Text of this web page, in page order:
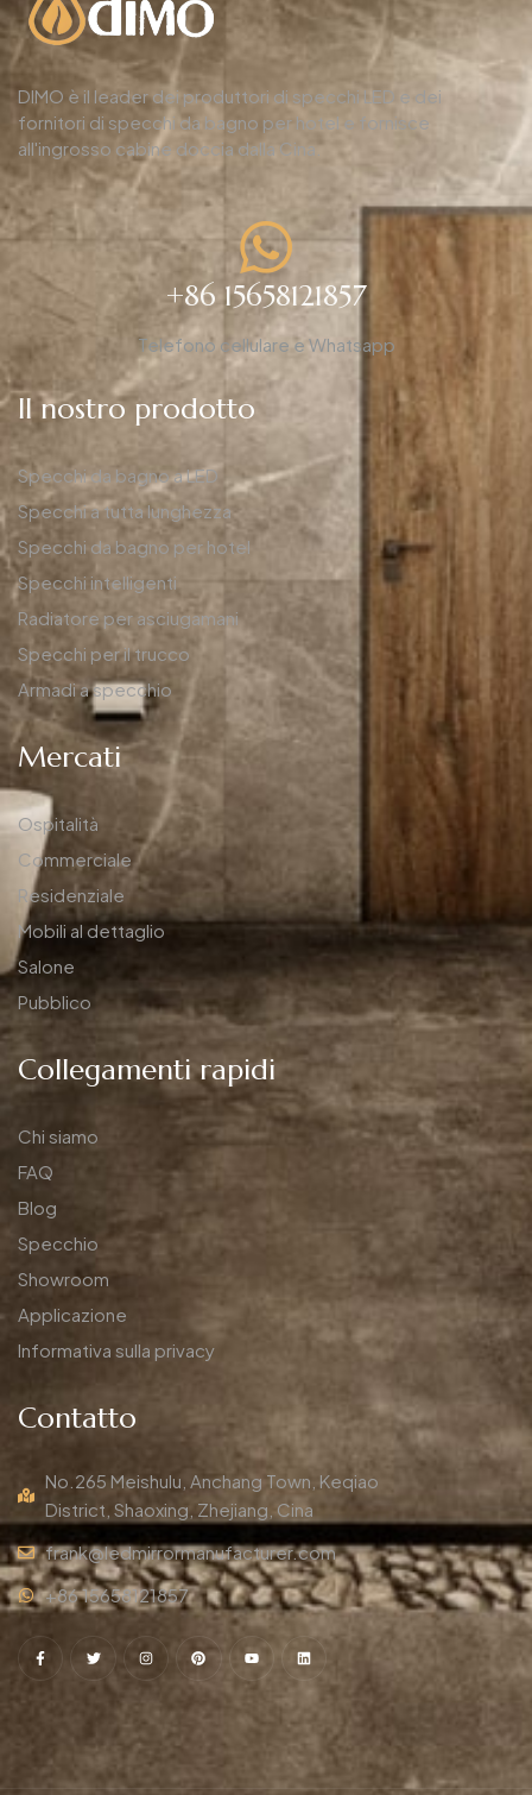
DIMO è il leader dei produttori di specchi LED e dei
fornitori di specchi da bagno per hotel e fornisce
all'ingrosso cabine doccia dalla Cina.
+86 15658121857
Telefono cellulare e Whatsapp
Il nostro prodotto
Specchi da bagno a LED
Specchi a tutta lunghezza
Specchi da bagno per hotel
Specchi intelligenti
Radiatore per asciugamani
Specchi per il trucco
Armadi a specchio
Mercati
Ospitalità
Commerciale
Residenziale
Mobili al dettaglio
Salone
Pubblico
Collegamenti rapidi
Chi siamo
FAQ
Blog
Specchio
Showroom
Applicazione
Informativa sulla privacy
Contatto
No.265 Meishulu, Anchang Town, Keqiao
District, Shaoxing, Zhejiang, Cina
frank@ledmirrormanufacturer.com
+86 15658121857